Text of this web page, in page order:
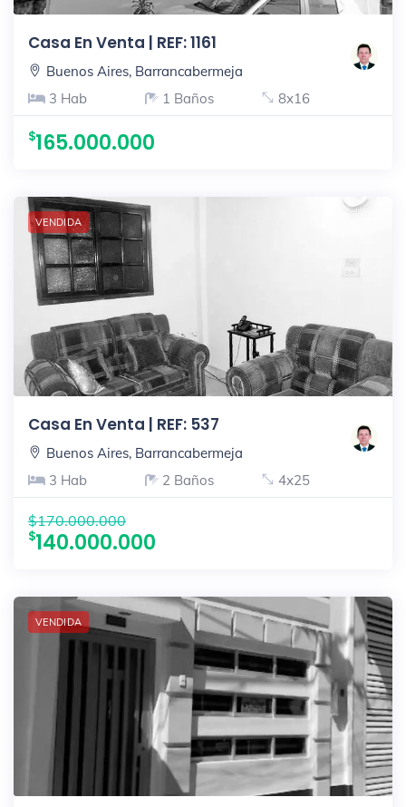
Casa En Venta | REF: 1161
Buenos Aires, Barrancabermeja
3 Hab
1 Baños 8x16
165.000.000
VENDIDA
Casa En Venta | REF: 537
Buenos Aires, Barrancabermeja
3 Hab
2 Baños 4x25
$170.000.000
140.000.000
VENDIDA